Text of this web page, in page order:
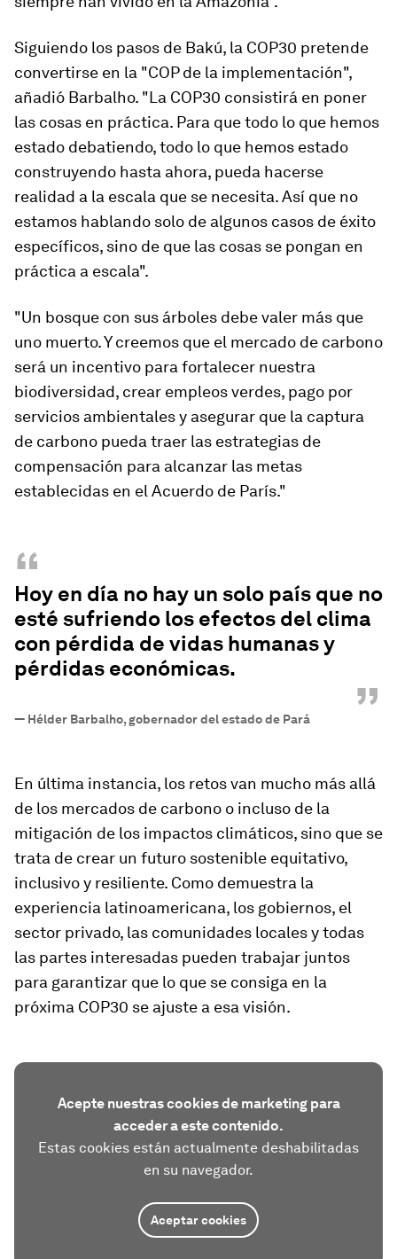
Siguiendo los pasos de Bakú, la COP30 pretende
convertirse en la "COP de la implementación",
añadió Barbalho. "La COP30 consistirá en poner
las cosas en práctica. Para que todo lo que hemos
estado debatiendo, todo lo que hemos estado
construyendo hasta ahora, pueda hacerse
realidad a la escala que se necesita. Así que no
estamos hablando solo de algunos casos de éxito
específicos, sino de que las cosas se pongan en
práctica a escala".
"Un bosque con sus árboles debe valer más que
uno muerto. Y creemos que el mercado de carbono
será un incentivo para fortalecer nuestra
biodiversidad, crear empleos verdes, pago por
servicios ambientales y asegurar que la captura
de carbono pueda traer las estrategias de
compensación para alcanzar las metas
establecidas en el Acuerdo de París."
“
Hoy en día no hay un solo país que no
esté sufriendo los efectos del clima
con pérdida de vidas humanas y
pérdidas económicas.
”
— Hélder Barbalho, gobernador del estado de Pará
En última instancia, los retos van mucho más allá
de los mercados de carbono o incluso de la
mitigación de los impactos climáticos, sino que se
trata de crear un futuro sostenible equitativo,
inclusivo y resiliente. Como demuestra la
experiencia latinoamericana, los gobiernos, el
sector privado, las comunidades locales y todas
las partes interesadas pueden trabajar juntos
para garantizar que lo que se consiga en la
próxima COP30 se ajuste a esa visión.
Acepte nuestras cookies de marketing para
acceder a este contenido.
Estas cookies están actualmente deshabilitadas
en su navegador.
Aceptar cookies